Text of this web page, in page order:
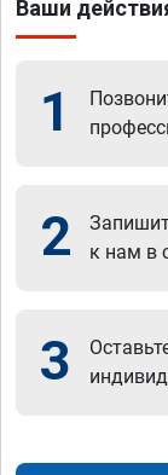
Ваши
1
2
к нам в
3